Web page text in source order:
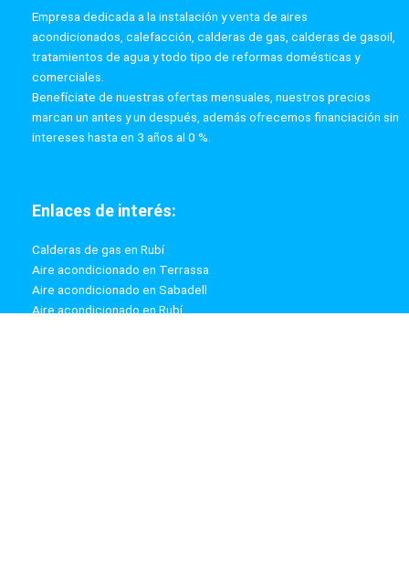
Empresa dedicada a la instalación y venta de aires
acondicionados, calefacción, calderas de gas, calderas de gasoil,
tratamientos de agua y todo tipo de reformas domésticas y
comerciales.
Benefíciate de nuestras ofertas mensuales, nuestros precios
marcan un antes y un después, además ofrecemos financiación sin
intereses hasta en 3 años al 0 %.
Enlaces de interés:
Calderas de gas en Rubí
Aire acondicionado en Terrassa
Aire acondicionado en Sabadell
Aire acondicionado en Rubí